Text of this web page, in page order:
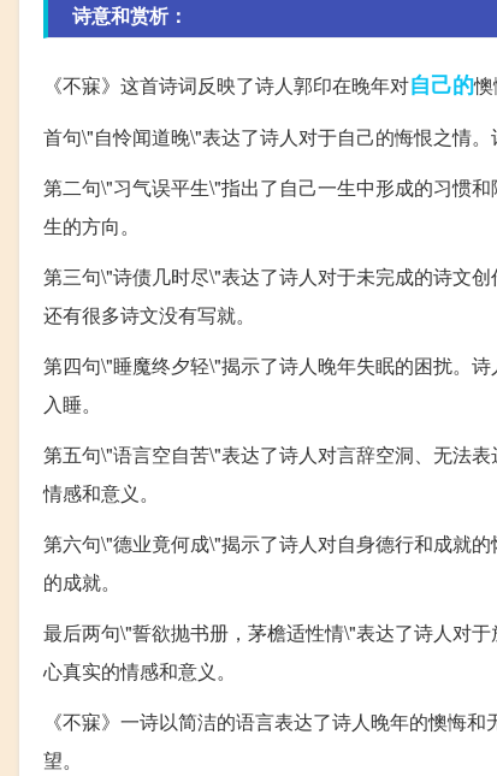
诗意和赏析：
《不寐》这首诗词反映了诗人郭印在晚年对自己的
首句\"自怜闻道晚\"表达了诗人对于自己的悔恨之情
第二句\"习气误平生\"指出了自己一生中形成的习惯
生的方向。
第三句\"诗债几时尽\"表达了诗人对于未完成的诗文
还有很多诗文没有写就。
第四句\"睡魔终夕轻\"揭示了诗人晚年失眠的困扰。
入睡。
第五句\"语言空自苦\"表达了诗人对言辞空洞、无法
情感和意义。
第六句\"德业竟何成\"揭示了诗人对自身德行和成就
的成就。
最后两句\"誓欲抛书册，茅檐适性情\"表达了诗人对
心真实的情感和意义。
《不寐》一诗以简洁的语言表达了诗人晚年的懊悔
望。